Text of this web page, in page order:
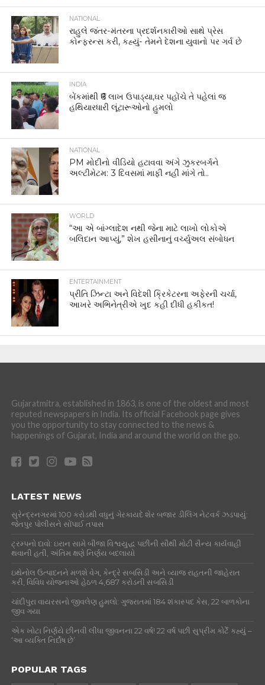
NATIONAL
રાહુલે જંતર-મંતરના પ્રદર્શનકારીઓ સાથે પ્રેસ
કોન્ફરન્સ કરી, કહ્યું- તેમને દેશના યુવાનો પર ગર્વ છે
INDIA
બેંકમાંથી ₹6 લાખ ઉપાડ્યા,ઘર પહોંચે તે પહેલાં જ
હથિયારધારી લૂંટારૂઓનો હુમલો
NATIONAL
PM મોદીનો વીડિયો હટાવવા અંગે ઝુકરબર્ગને
અલ્ટીમેટમ: 3 દિવસમાં માફી નહીં માંગે તો..
WORLD
“આ એ બાંગ્લાદેશ નથી જેના માટે લાખો લોકોએ
બલિદાન આપ્યું,” શેખ હસીનાનું વર્ચ્યુઅલ સંબોધન
ENTERTAINMENT
પ્રીતિ ઝિન્ટા અને વિદેશી ક્રિકેટરના અફેરની ચર્ચા,
આખરે અભિનેત્રીએ ખુદ કહી દીધી હકીકત!
Gujaratmitra, established in 1863, is one of the oldest and most
reputed newspapers in India. Its official Facebook page gives
you the opportunity to stay connected to the news &
happenings of Gujarat, India and around the world on the go.
LATEST NEWS
સુરેન્દ્રનગરમાં 100 કરોડથી વધુનું ગેરકાયદે શેર બજાર ડીલિંગ નેટવર્ક ઝડપાયું:
જેતપુર પોલીસને સોંપાઈ તપાસ
ટ્રમ્પનો દાવો: ઇરાન સામે બીજા વિશ્વયુદ્ધ પછીની સૌથી મોટી સૈન્ય કાર્યવાહી
થવાની હતી, અંતિમ ક્ષણે નિર્ણય બદલાયો
ઇથેનોલ ઉત્પાદનને મળશે વેગ, કેન્દ્રે સબસિડી અને વ્યાજ રાહતની જાહેરાત
કરી, વિવિધ યોજનાઓ હેઠળ 4,687 કરોડની સબસિડી
ચાંદીપુરા વાયરસનો જીવલેણ હુમલો: ગુજરાતમાં 184 શંકાસ્પદ કેસ, 22 બાળકોના
જીવ ગયા
એક ખોટા નિર્ણયે છીનવી લીધા જીવનના 22 વર્ષ! 22 વર્ષ પછી સુપ્રીમ કોર્ટે કહ્યું –
‘આ વ્યક્તિ નિર્દોષ છે’
POPULAR TAGS